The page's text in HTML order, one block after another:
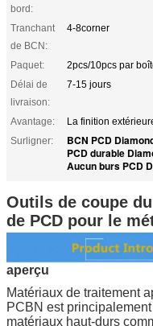
bord:
Tranchant
de BCN:
4-8corner
Paquet:
2pcs/10pcs par
Délai de
livraison:
7-15 jours
Avantage:
La finition
Surligner:
BCN PCD
PCD durable
Aucun burs PCD
Outils de coupe
de PCD pour le
aperçu
Matériaux de traitement
PCBN est
matériaux haut-durs